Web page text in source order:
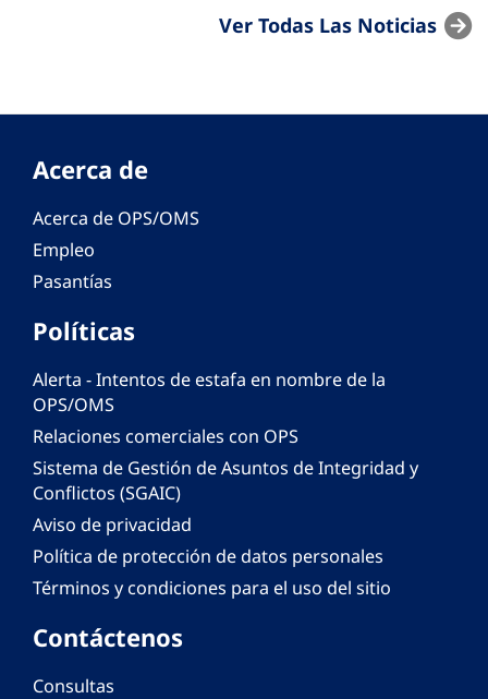
Ver Todas Las Noticias
Acerca de
Acerca de OPS/OMS
Empleo
Pasantías
Políticas
Alerta - Intentos de estafa en nombre de la
OPS/OMS
Relaciones comerciales con OPS
Sistema de Gestión de Asuntos de Integridad y
Conflictos (SGAIC)
Aviso de privacidad
Política de protección de datos personales
Términos y condiciones para el uso del sitio
Contáctenos
Consultas